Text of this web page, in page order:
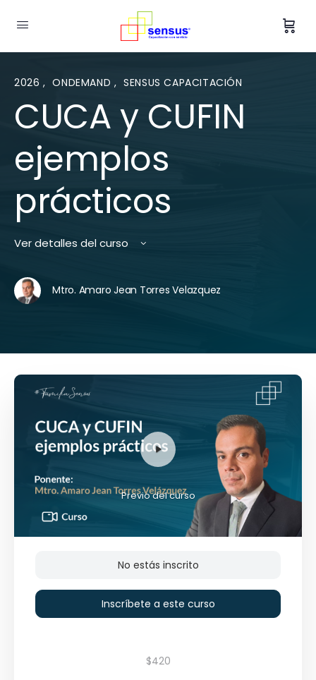
2026, ONDEMAND , SENSUS CAPACITACIÓN
CUCA y CUFIN
ejemplos
prácticos
Ver detalles del curso
Mtro. Amaro Jean Torres Velazquez
Previo del curso
No estás inscrito
Inscríbete a este curso
$420